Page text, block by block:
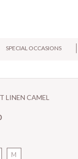
SPECIAL OCCASIONS
LINEN CAMEL
M